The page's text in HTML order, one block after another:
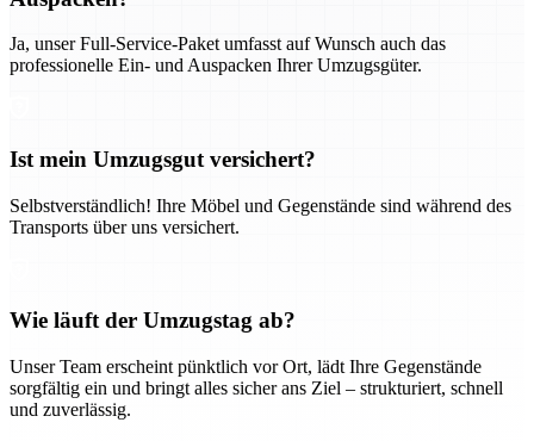
Ja, unser Full-Service-Paket umfasst auf Wunsch auch das
professionelle Ein- und Auspacken Ihrer Umzugsgüter.
Ist mein Umzugsgut versichert?
Selbstverständlich! Ihre Möbel und Gegenstände sind während des
Transports über uns versichert.
Wie läuft der Umzugstag ab?
Unser Team erscheint pünktlich vor Ort, lädt Ihre Gegenstände
sorgfältig ein und bringt alles sicher ans Ziel – strukturiert, schnell
und zuverlässig.